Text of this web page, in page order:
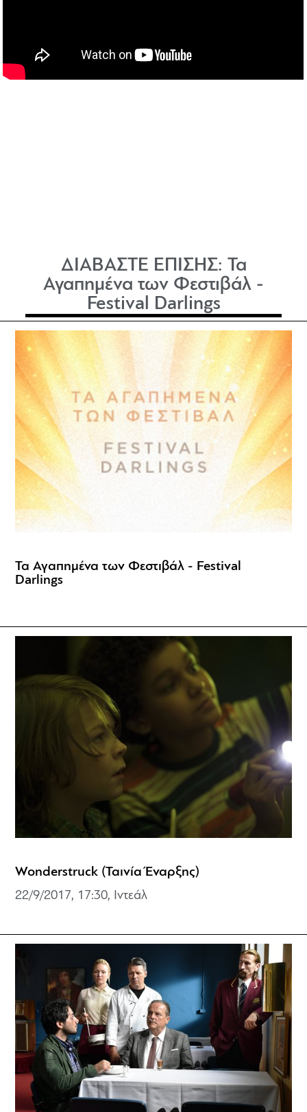
ΔΙΑΒΑΣΤΕ ΕΠΙΣΗΣ: Τα
Αγαπημένα των Φεστιβάλ -
Festival Darlings
Τα Αγαπημένα των Φεστιβάλ - Festival
Darlings
Wonderstruck (Ταινία Έναρξης)
22/9/2017, 17:30, Ιντεάλ